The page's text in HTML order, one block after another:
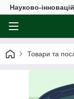
Науково-
Товари та